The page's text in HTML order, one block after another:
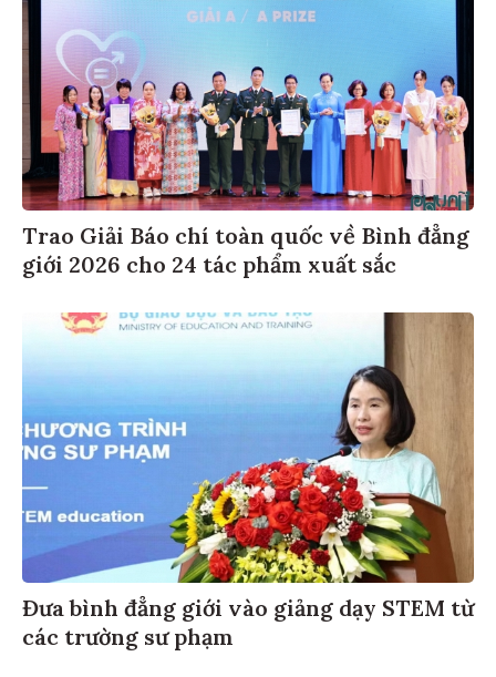
Trao Giải Báo chí toàn quốc về Bình đẳng
giới 2026 cho 24 tác phẩm xuất sắc
Đưa bình đẳng giới vào giảng dạy STEM từ
các trường sư phạm